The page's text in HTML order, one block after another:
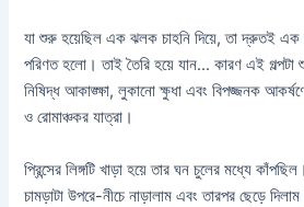
যা শুরু হয়েছিল এক ঝলক চাহনি দিয়ে, তা দ্রুতই এক
পরিণত হলো। তাই তৈরি হয়ে যান… কারণ এই গল্পটা
নিষিদ্ধ আকাঙ্ক্ষা, লুকানো ক্ষুধা এবং বিপজ্জনক
ও রোমাঞ্চকর যাত্রা।
প্রিন্সের লিঙ্গটি খাড়া হয়ে তার ঘন চুলের মধ্যে
চামড়াটা উপরে-নীচে নাড়ালাম এবং তারপর ছেড়ে